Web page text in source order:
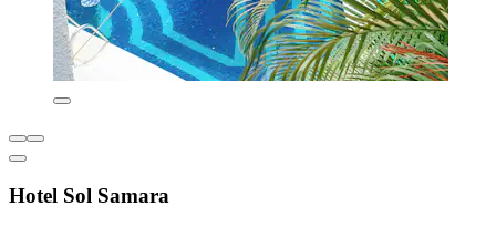
Hotel Sol Samara